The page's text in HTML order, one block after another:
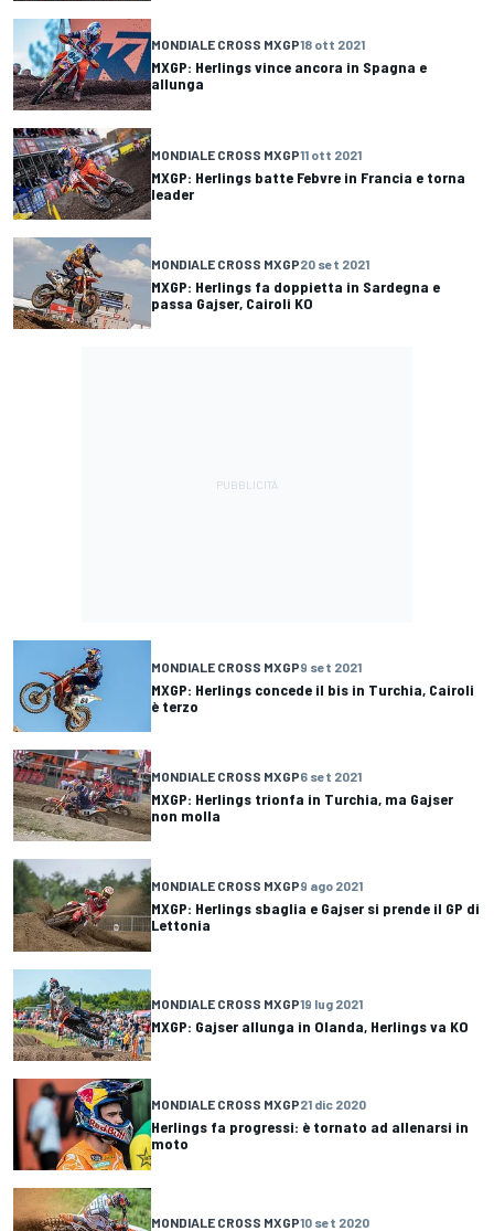
MONDIALE CROSS MXGP18 ott 2021
MXGP: Herlings vince ancora in Spagna e
allunga
MONDIALE CROSS MXGP11 ott 2021
MXGP: Herlings batte Febvre in Francia e torna
leader
MONDIALE CROSS MXGP20 set 2021
MXGP: Herlings fa doppietta in Sardegna e
passa Gajser, Cairoli KO
MONDIALE CROSS MXGP9 set 2021
MXGP: Herlings concede il bis in Turchia, Cairoli
è terzo
MONDIALE CROSS MXGP6 set 2021
MXGP: Herlings trionfa in Turchia, ma Gajser
non molla
MONDIALE CROSS MXGP9 ago 2021
MXGP: Herlings sbaglia e Gajser si prende il GP di
Lettonia
MONDIALE CROSS MXGP19 lug 2021
MXGP: Gajser allunga in Olanda, Herlings va KO
MONDIALE CROSS MXGP21 dic 2020
Herlings fa progressi: è tornato ad allenarsi in
moto
MONDIALE CROSS MXGP10 set 2020